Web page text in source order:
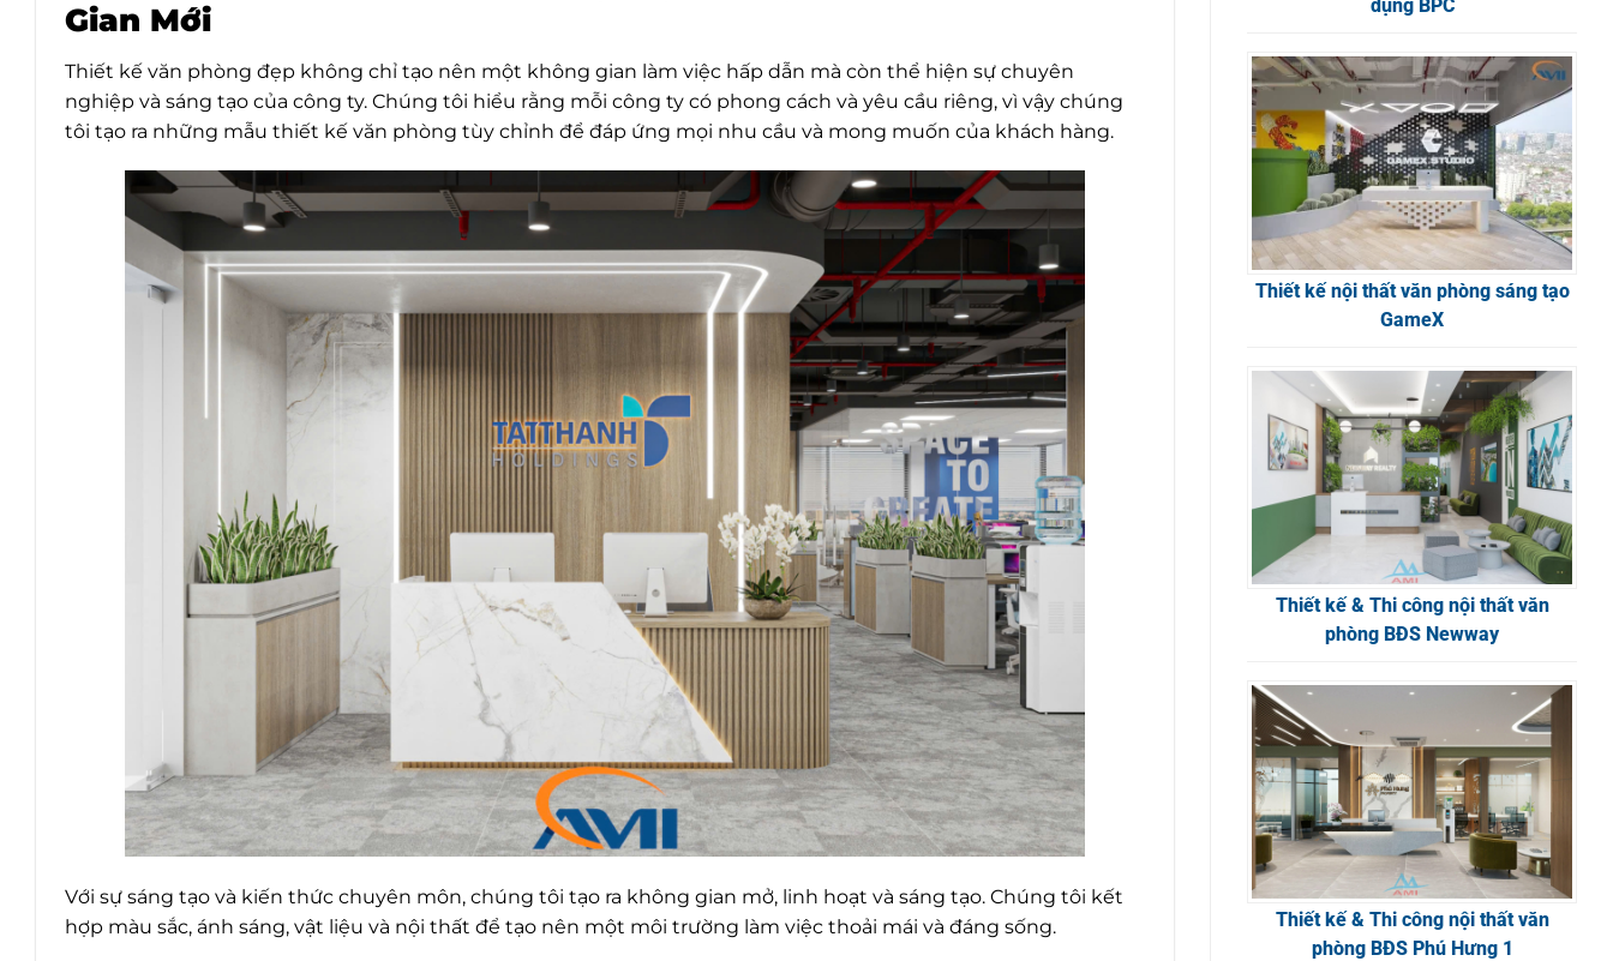
Gian Mới
Thiết kế văn phòng đẹp không chỉ tạo nên một không gian làm việc hấp dẫn mà còn thể hiện sự chuyên
nghiệp và sáng tạo của công ty. Chúng tôi hiểu rằng mỗi công ty có phong cách và yêu cầu riêng, vì vậy chúng
tôi tạo ra những mẫu thiết kế văn phòng tùy chỉnh để đáp ứng mọi nhu cầu và mong muốn của khách hàng.
Với sự sáng tạo và kiến thức chuyên môn, chúng tôi tạo ra không gian mở, linh hoạt và sáng tạo. Chúng tôi kết
hợp màu sắc, ánh sáng, vật liệu và nội thất để tạo nên một môi trường làm việc thoải mái và đáng sống.
dụng BPC
Thiết kế nội thất văn phòng sáng tạo
GameX
Thiết kế & Thi công nội thất văn
phòng BĐS Newway
Thiết kế & Thi công nội thất văn
phòng BĐS Phú Hưng 1